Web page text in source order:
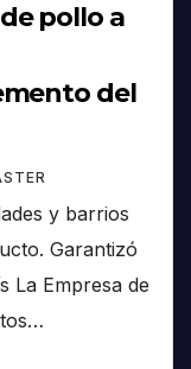
pollo a
del
y barrios
Garantizó
La Empresa de